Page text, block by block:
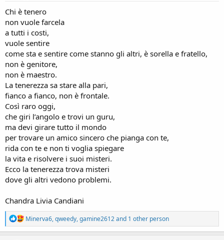
Chi è tenero
non vuole farcela
a tutti i costi,
vuole sentire
come sta e sentire come stanno gli altri, è sorella e fratello,
non è genitore,
non è maestro.
La tenerezza sa stare alla pari,
fianco a fianco, non è frontale.
Così raro oggi,
che giri l’angolo e trovi un guru,
ma devi girare tutto il mondo
per trovare un amico sincero che pianga con te,
rida con te e non ti voglia spiegare
la vita e risolvere i suoi misteri.
Ecco la tenerezza trova misteri
dove gli altri vedono problemi.
Chandra Livia Candiani
R
e
a
Minerva6,qweedy,gamine2612and 1 other person